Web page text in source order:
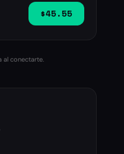
$45.55
al conectarte.